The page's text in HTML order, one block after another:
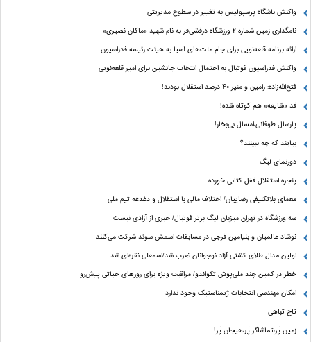
واکنش باشگاه پرسپولیس به تغییر در سطوح مدیریتی
نامگذاری زمین شماره ۲ ورزشگاه درفشی‌فر به نام شهید «ماکان نصیری»
ارائه برنامه‌ قلعه‌نویی برای جام ملت‌های آسیا به هیئت رئیسه فدراسیون
واکنش فدراسیون فوتبال به احتمال انتخاب جانشین برای امیر قلعه‌نویی
فتح‌الله‌زاده: رامین و منیر 40 درصد استقلال بودند!
قد «شایعه» هم کوتاه شده!
پارسال طوفانی،امسال بی‌بخار!
بیایند که چه ببینند؟
دورنمای لیگ
پنجره‌ استقلال قفل کتابی خورده
معمای بلاتکلیفی رضاییان/ اختلاف مالی با استقلال و دغدغه تیم ملی
سه ورزشگاه در تهران میزبان لیگ برتر فوتبال/ خبری از آزادی نیست
نوشاد عالمیان و بنیامین فرجی در مسابقات اسمش سوئد شرکت می‌کنند
اولین مدال طلای کشتی آزاد نوجوانان ضرب شد/اسمعلی نقره‌ای شد
خطر در کمین چند ملی‌پوش تکواندو/ مراقبت ویژه برای روزهای حیاتی پیش‌رو
امکان مهندسی انتخابات ژیمناستیک وجود ندارد
تاج تباهی
زمین پَر،تماشاگر پَر،هیجان پَر!